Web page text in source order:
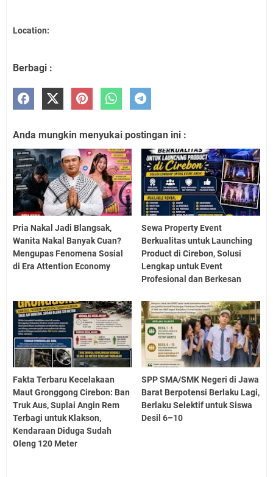
Location:
Berbagi :
Anda mungkin menyukai postingan ini :
Pria Nakal Jadi Blangsak,
Wanita Nakal Banyak Cuan?
Mengupas Fenomena Sosial
di Era Attention Economy
Sewa Property Event
Berkualitas untuk Launching
Product di Cirebon, Solusi
Lengkap untuk Event
Profesional dan Berkesan
Fakta Terbaru Kecelakaan
Maut Gronggong Cirebon: Ban
Truk Aus, Suplai Angin Rem
Terbagi untuk Klakson,
Kendaraan Diduga Sudah
Oleng 120 Meter
SPP SMA/SMK Negeri di Jawa
Barat Berpotensi Berlaku Lagi,
Berlaku Selektif untuk Siswa
Desil 6–10